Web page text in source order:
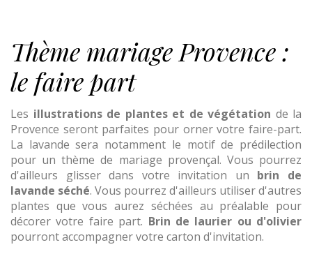
Thème mariage Provence :
le faire part
Les illustrations de plantes et de végétation de la
Provence seront parfaites pour orner votre faire-part.
La lavande sera notamment le motif de prédilection
pour un thème de mariage provençal. Vous pourrez
d'ailleurs glisser dans votre invitation un brin de
lavande séché. Vous pourrez d'ailleurs utiliser d'autres
plantes que vous aurez séchées au préalable pour
décorer votre faire part. Brin de laurier ou d'olivier
pourront accompagner votre carton d'invitation.